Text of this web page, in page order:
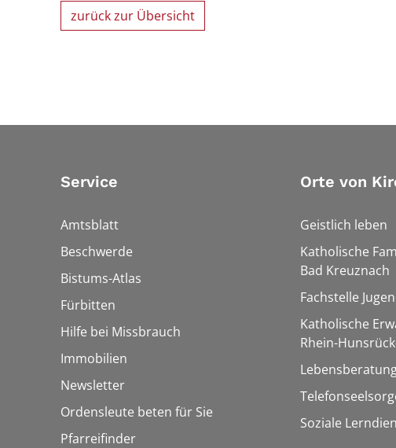
zurück zur Übersicht
Service
Amtsblatt
Beschwerde
Bistums-Atlas
Fürbitten
Hilfe bei Missbrauch
Immobilien
Newsletter
Ordensleute beten für Sie
Pfarreifinder
Orte von
Geistlich leben
Katholische
Bad Kreuznach
Fachstelle
Katholische
Rhein-
Soziale